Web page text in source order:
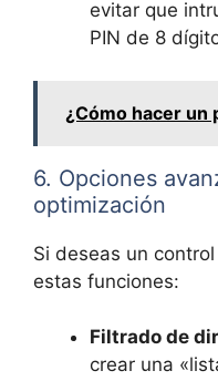
evitar que
PIN de 8
¿Cómo hacer un
6. Opciones
optimización
Si deseas un
estas funciones:
Filtrado de
crear una